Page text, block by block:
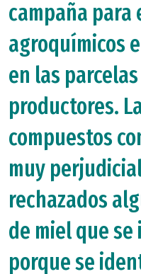
campaña para
agroquímicos
en las
productores.
compuestos
muy
rechazados
de miel que
porque se